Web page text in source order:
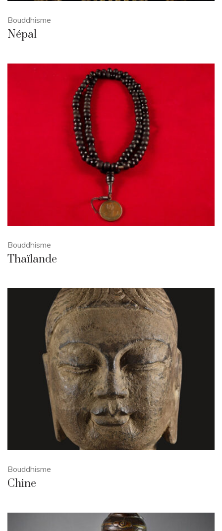
Bouddhisme
Népal
Bouddhisme
Thaïlande
Bouddhisme
Chine